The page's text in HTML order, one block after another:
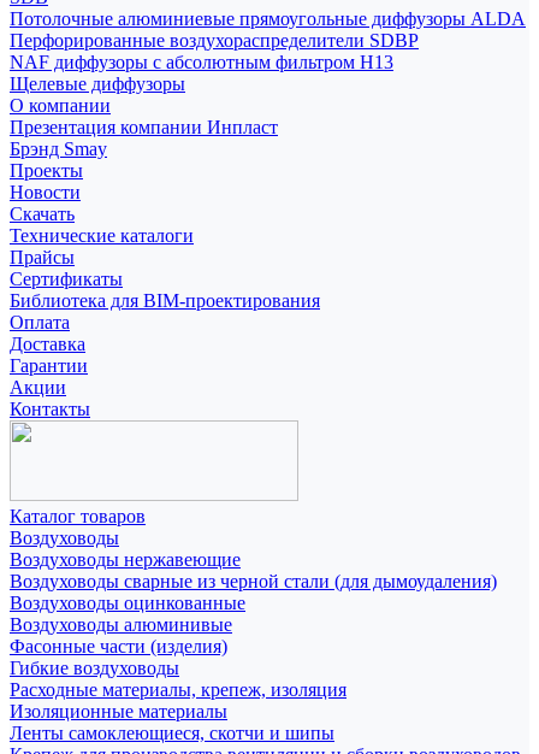
Потолочные алюминиевые прямоугольные диффузоры ALDA
Перфорированные воздухораспределители SDBP
NAF диффузоры с абсолютным фильтром Н13
Щелевые диффузоры
О компании
Презентация компании Инпласт
Брэнд Smay
Проекты
Новости
Скачать
Технические каталоги
Прайсы
Сертификаты
Библиотека для BIM-проектирования
Оплата
Доставка
Гарантии
Акции
Контакты
Каталог товаров
Воздуховоды
Воздуховоды нержавеющие
Воздуховоды сварные из черной стали (для дымоудаления)
Воздуховоды оцинкованные
Воздуховоды алюминивые
Фасонные части (изделия)
Гибкие воздуховоды
Расходные материалы, крепеж, изоляция
Изоляционные материалы
Ленты самоклеющиеся, скотчи и шипы